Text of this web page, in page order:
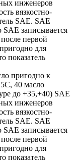
инженеров
вязкостно-
SAE. SAE
SAE записывается
первой
для
показатель
пригодно к
40 масло
до +35,+40) SAE
инженеров
вязкостно-
SAE. SAE
SAE записывается
первой
для
показатель